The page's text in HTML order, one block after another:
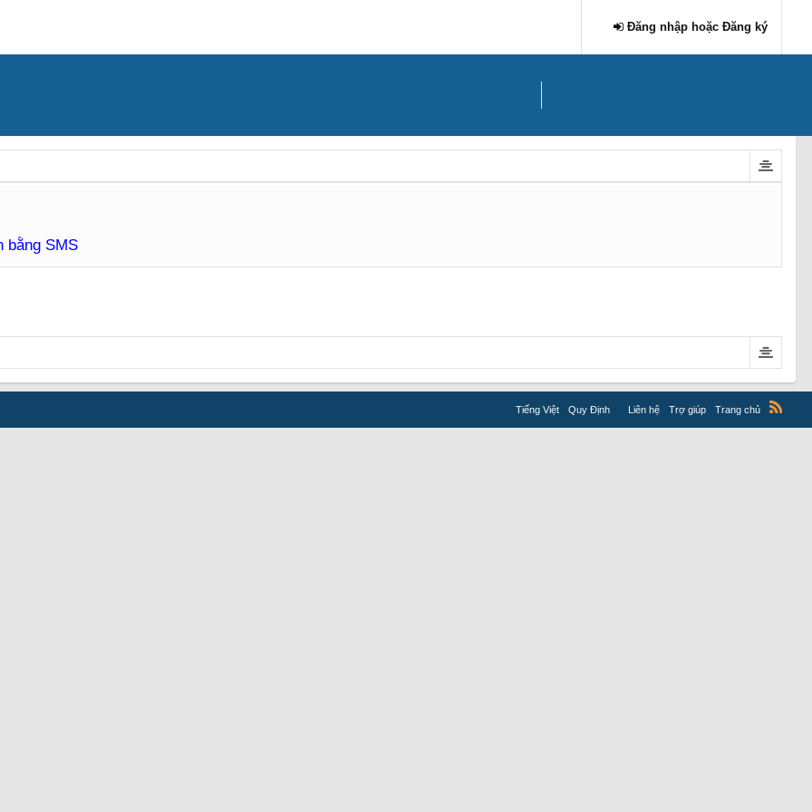
bằng SMS
Đăng nhập hoặc Đăng ký
Tiếng Việt Quy Định Liên hệ Trợ giúp Trang chủ